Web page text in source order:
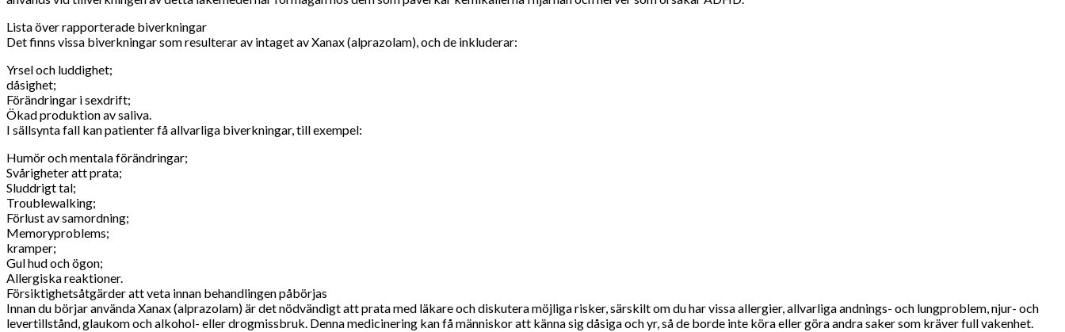
Lista över rapporterade biverkningar
Det finns vissa biverkningar som resulterar av intaget av Xanax (alprazolam), och de inkluderar:
Yrsel och luddighet;
dåsighet;
Förändringar i sexdrift;
Ökad produktion av saliva.
I sällsynta fall kan patienter få allvarliga biverkningar, till exempel:
Humör och mentala förändringar;
Svårigheter att prata;
Sluddrigt tal;
Troublewalking;
Förlust av samordning;
Memoryproblems;
kramper;
Gul hud och ögon;
Allergiska reaktioner.
Försiktighetsåtgärder att veta innan behandlingen påbörjas
Innan du börjar använda Xanax (alprazolam) är det nödvändigt att prata med läkare och diskutera möjliga risker, särskilt om du har vissa allergier, allvarliga andnings- och lungproblem, njur- och
levertillstånd, glaukom och alkohol- eller drogmissbruk. Denna medicinering kan få människor att känna sig dåsiga och yr, så de borde inte köra eller göra andra saker som kräver full vakenhet.